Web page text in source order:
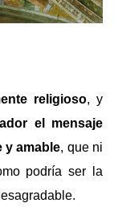
religioso, y
el mensaje
y amable, que ni
podría ser la